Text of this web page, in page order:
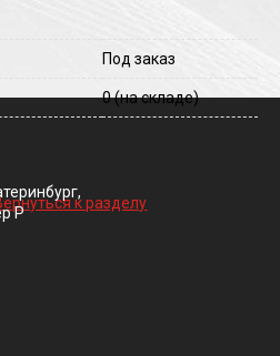
Под заказ
0(на складе)
к разделу
Р